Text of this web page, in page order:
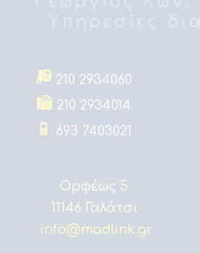
210 2934060
210 2934014
693 7403021
Ορφέως 5
11146 Γαλάτσι
info@madlink.gr